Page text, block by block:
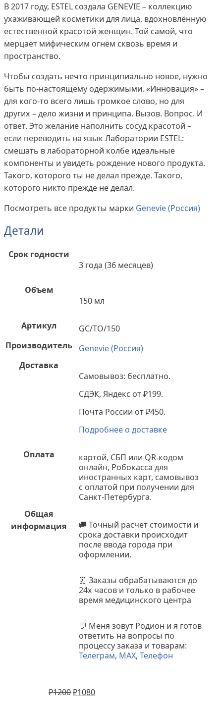
В 2017 году, ESTEL создала GENEVIE – коллекцию
ухаживающей косметики для лица, вдохновлённую
естественной красотой женщин. Той самой, что
мерцает мифическим огнём сквозь время и
пространство.
Чтобы создать нечто принципиально новое, нужно
быть по‑настоящему одержимыми. «Инновация» –
для кого‑то всего лишь громкое слово, но для
других – дело жизни и принципа. Вызов. Вопрос. И
ответ. Это желание наполнить сосуд красотой –
если переводить на язык Лаборатории ESTEL:
смешать в лабораторной колбе идеальные
компоненты и увидеть рождение нового продукта.
Такого, которого ты не делал прежде. Такого,
которого никто прежде не делал.
Посмотреть все продукты марки Genevie (Россия)
Детали
Срок годности
3 года (36 месяцев)
Объем
150 мл
Артикул
GC/TO/150
Производитель
Genevie (Россия)
Доставка
Самовывоз: бесплатно.
СДЭК, Яндекс от ₽199.
Почта России от ₽450.
Подробнее о доставке
Оплата
картой, СБП или QR-кодом
онлайн, Робокасса для
иностранных карт, самовывоз
с оплатой при получении для
Санкт-Петербурга.
Общая
информация
🚚 Точный расчет стоимости и
срока доставки происходит
после ввода города при
оформлении.
⏰ Заказы обрабатываются до
24х часов и только в рабочее
время медицинского центра
💬 Меня зовут Родион и я готов
ответить на вопросы по
процессу заказа и товарам:
Телеграм, MAX, Телефон
₽1200₽1080